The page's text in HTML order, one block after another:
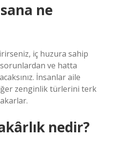
ne
iç huzura sahip
ve hatta
İnsanlar aile
zenginlik türlerini terk
nedir?